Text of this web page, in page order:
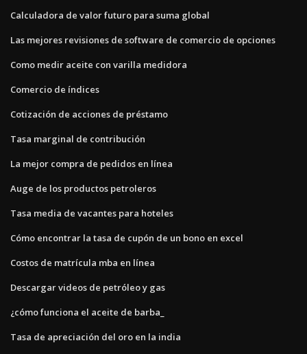
Calculadora de valor futuro para suma global
Las mejores revisiones de software de comercio de opciones
Como medir aceite con varilla medidora
Comercio de índices
Cotización de acciones de préstamo
Tasa marginal de contribución
La mejor compra de pedidos en línea
Auge de los productos petroleros
Tasa media de vacantes para hoteles
Cómo encontrar la tasa de cupón de un bono en excel
Costos de matrícula mba en línea
Descargar videos de petróleo y gas
¿cómo funciona el aceite de barba_
Tasa de apreciación del oro en la india